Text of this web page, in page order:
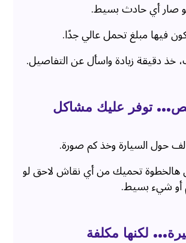
صار أي حادث بسيط.
فيها مبلغ تحمل عالي جدًا.
خذ دقيقة زيادة واسأل عن التفاصيل.
توفر عليك مشاكل
حول السيارة وخذ كم صورة.
هالخطوة تحميك من أي نقاش لاحق لو
شيء بسيط.
لكنها مكلفة